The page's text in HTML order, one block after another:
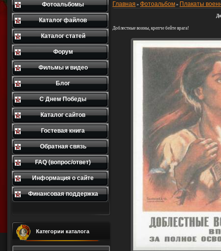
Фотоальбомы
Каталог файлов
Каталог статей
Форум
Фильмы и видео
Блог
С Днем Победы
Каталог сайтов
Гостевая книга
Обратная связь
FAQ (вопрос/ответ)
Информация о сайте
Финансовая поддержка
Категории каталога
Главная » Фотоальбом » Плакаты
Доблестные воины, крепче бейте врага!